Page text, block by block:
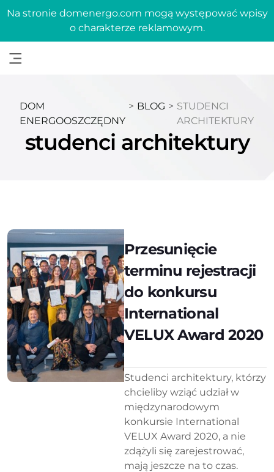
Na stronie domenergo.com mogą występować wpisy
o charakterze reklamowym.
DOM
ENERGOOSZCZĘDNY
> BLOG > STUDENCI
ARCHITEKTURY
studenci architektury
Przesunięcie
terminu rejestracji
do konkursu
International
VELUX Award 2020
Studenci architektury, którzy
chcieliby wziąć udział w
międzynarodowym
konkursie International
VELUX Award 2020, a nie
zdążyli się zarejestrować,
mają jeszcze na to czas.